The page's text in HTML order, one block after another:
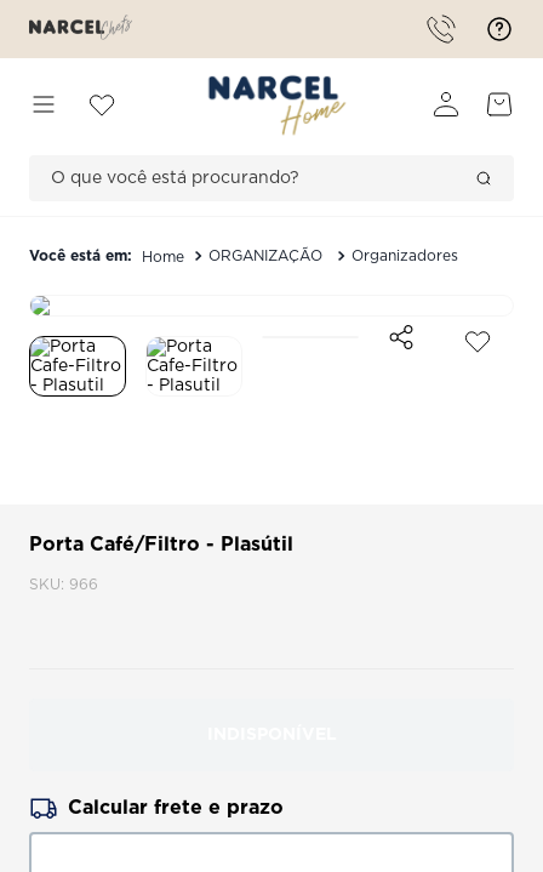
ORGANIZAÇÃO Organizadores
Porta Café/Filtro - Plasútil
SKU: 966
1º
forma
2
3º
romantic flowers
4º
bambu
fresh garden